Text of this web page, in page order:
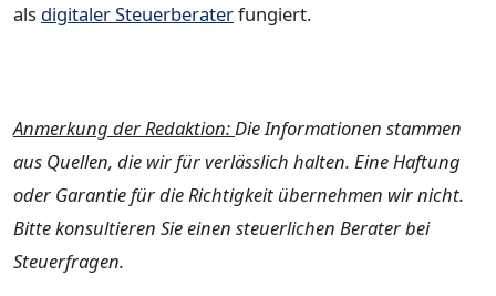
als digitaler Steuerberaterfungiert.
Anmerkung der Redaktion:Die Informationen stammen
aus Quellen, die wir für verlässlich halten. Eine Haftung
oder Garantie für die Richtigkeit übernehmen wir nicht.
Bitte konsultieren Sie einen steuerlichen Berater bei
Steuerfragen.